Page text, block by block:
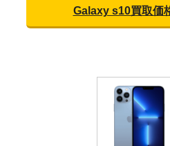
Galaxy s10買取価